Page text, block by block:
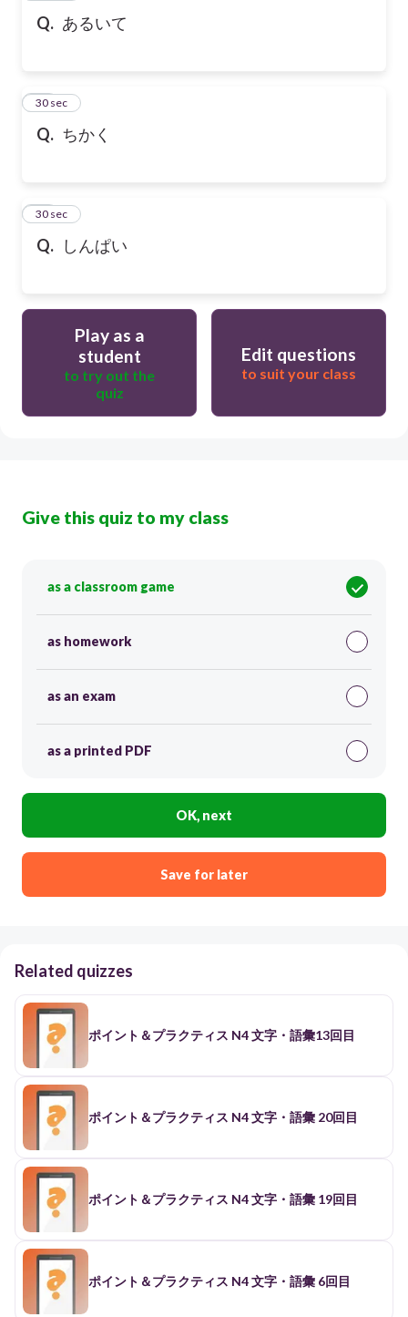
Q. あるいて
Q. ちかく
12
30 sec
Q. しんぱい
13
30 sec
Play as a
student
to try out the
quiz
Edit questions
to suit your class
Give this quiz to my class
as a classroom game
as homework
as an exam
as a printed PDF
OK, next
Save for later
Related quizzes
ポイント＆プラクティス N4 文字・語彙13回目
ポイント＆プラクティス N4 文字・語彙 20回目
ポイント＆プラクティス N4 文字・語彙 19回目
ポイント＆プラクティス N4 文字・語彙 6回目